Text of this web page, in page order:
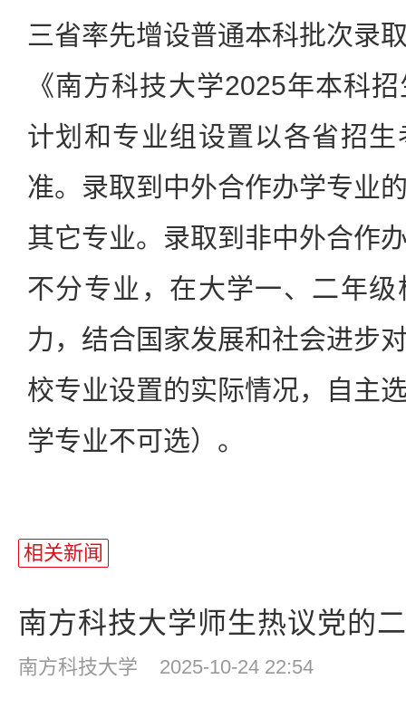
三省率先增设普通本科批次录
《南方科技大学2025年本科
计划和专业组设置以各省招
准。录取到中外合作办学专业
其它专业。录取到非中外合作
不分专业，在大学一、二年
力，结合国家发展和社会进步
校专业设置的实际情况，自主
学专业不可选）。
相关新闻
南方科技大学师生热议党的
南方科技大学 2025-10-24 22:54